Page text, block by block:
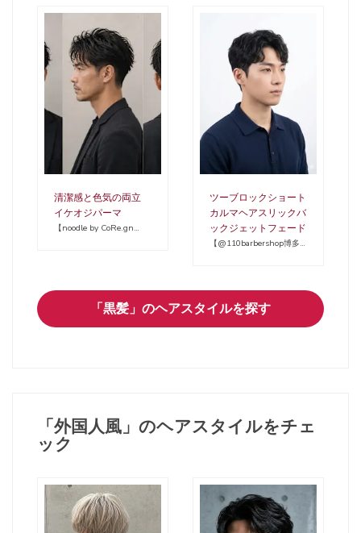
清潔感と色気の両立
イケオジパーマ
【noodle by CoRe.gn
ツーブロックショート
カルマヘアスリックバ
ックジェットフェード
【@110barbershop博多
「黒髪」のヘアスタイルを探す
「外国人風」のヘアスタイルをチェ
ック